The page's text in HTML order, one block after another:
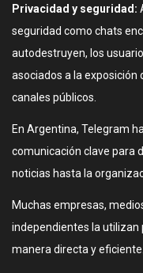
Privacidad y seguridad:
seguridad como chats
autodestruyen, los
asociados a la
canales públicos.
En Argentina, Telegram
comunicación clave para
noticias hasta la
Muchas empresas,
independientes la utilizan
manera directa y eficiente.